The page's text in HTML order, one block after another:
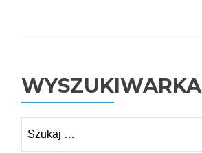
WYSZUKIWARKA